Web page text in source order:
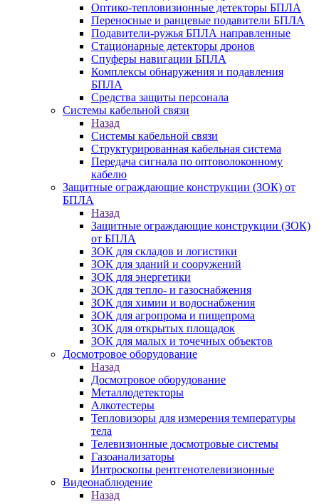
Оптико-тепловизионные детекторы БПЛА
Переносные и ранцевые подавители БПЛА
Подавители-ружья БПЛА направленные
Стационарные детекторы дронов
Спуферы навигации БПЛА
Комплексы обнаружения и подавления
БПЛА
Средства защиты персонала
Системы кабельной связи
Назад
Системы кабельной связи
Структурированная кабельная система
Передача сигнала по оптоволоконному
кабелю
Защитные ограждающие конструкции (ЗОК) от
БПЛА
Назад
Защитные ограждающие конструкции (ЗОК)
от БПЛА
ЗОК для складов и логистики
ЗОК для зданий и сооружений
ЗОК для энергетики
ЗОК для тепло- и газоснабжения
ЗОК для химии и водоснабжения
ЗОК для агропрома и пищепрома
ЗОК для открытых площадок
ЗОК для малых и точечных объектов
Досмотровое оборудование
Назад
Досмотровое оборудование
Металлодетекторы
Алкотестеры
Тепловизоры для измерения температуры
тела
Телевизионные досмотровые системы
Газоанализаторы
Интроскопы рентгенотелевизионные
Видеонаблюдение
Назад